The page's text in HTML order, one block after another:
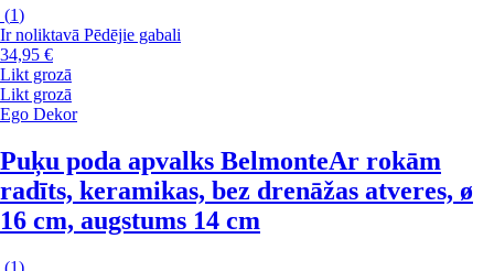
(1)
Ir noliktavā Pēdējie gabali
34,95 €
Likt grozā
Likt grozā
Ego Dekor
Puķu poda apvalks BelmonteAr rokām
radīts, keramikas, bez drenāžas atveres, ø
16 cm, augstums 14 cm